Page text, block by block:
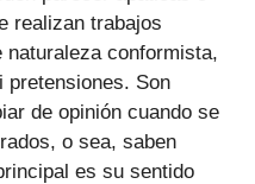
realizan trabajos
conformista,
pretensiones. Son
de opinión cuando se
o sea, saben
es su sentido